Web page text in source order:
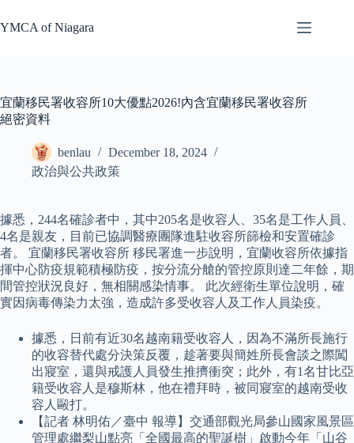
to
content
YMCA of Niagara
宜蘭移民署收容所10大優點2026!內含宜蘭移民署收容所
絕密資料
benlau
December 18, 2024
政治與公共政策
據悉，244名確診者中，其中205名是收容人、35名是工作人員、
4名是親友，目前已協調醫療團隊進駐收容所篩檢和安置確診
者。 宜蘭移民署收容所 移民署進一步說明，宜蘭收容所依據指
揮中心防疫規範積極防疫，按分流分艙的管控原則達二年餘，期
間管控狀況良好，無相關感染情事。 此次經衛生單位說明，確
實因病毒傳染力太強，造成許多受收容人及工作人員染疫。
據悉，日前有近30名越南籍受收容人，因為不滿所長施行
的收容替代處分決策反覆，趁著要與簡姓所長會談之際闖
出寢室，還與戒護人員發生推擠衝突；此外，有1名甘比亞
籍受收容人是穆斯林，他在禮拜時，被同寢室的越南受收
容人毆打。
【記者 林明佑／臺中 報導】交通部觀光局參山國家風景區
管理處繼梨山點亮「全國最高的聖誕樹」啟動今年「山谷